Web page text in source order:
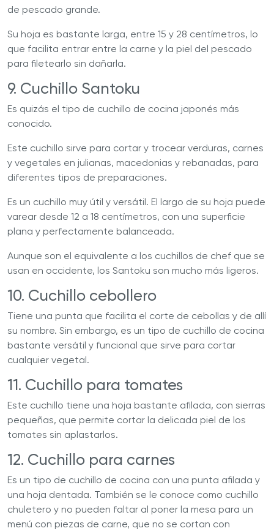
de pescado grande.
Su hoja es bastante larga, entre 15 y 28 centímetros, lo
que facilita entrar entre la carne y la piel del pescado
para filetearlo sin dañarla.
9. Cuchillo Santoku
Es quizás el tipo de cuchillo de cocina japonés más
conocido.
Este cuchillo sirve para cortar y trocear verduras, carnes
y vegetales en julianas, macedonias y rebanadas, para
diferentes tipos de preparaciones.
Es un cuchillo muy útil y versátil. El largo de su hoja puede
varear desde 12 a 18 centímetros, con una superficie
plana y perfectamente balanceada.
Aunque son el equivalente a los cuchillos de chef que se
usan en occidente, los Santoku son mucho más ligeros.
10. Cuchillo cebollero
Tiene una punta que facilita el corte de cebollas y de allí
su nombre. Sin embargo, es un tipo de cuchillo de cocina
bastante versátil y funcional que sirve para cortar
cualquier vegetal.
11. Cuchillo para tomates
Este cuchillo tiene una hoja bastante afilada, con sierras
pequeñas, que permite cortar la delicada piel de los
tomates sin aplastarlos.
12. Cuchillo para carnes
Es un tipo de cuchillo de cocina con una punta afilada y
una hoja dentada. También se le conoce como cuchillo
chuletero y no pueden faltar al poner la mesa para un
menú con piezas de carne, que no se cortan con